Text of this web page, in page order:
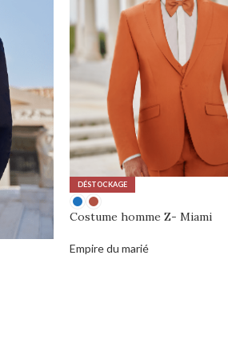
DÉSTOCKAGE
Costume homme Z- Miami
Empire du marié